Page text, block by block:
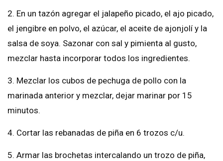
2. En un tazón agregar el jalapeño picado, el ajo picado,
el jengibre en polvo, el azúcar, el aceite de ajonjolí y la
salsa de soya. Sazonar con sal y pimienta al gusto,
mezclar hasta incorporar todos los ingredientes.
3. Mezclar los cubos de pechuga de pollo con la
marinada anterior y mezclar, dejar marinar por 15
minutos.
4. Cortar las rebanadas de piña en 6 trozos c/u.
5. Armar las brochetas intercalando un trozo de piña,